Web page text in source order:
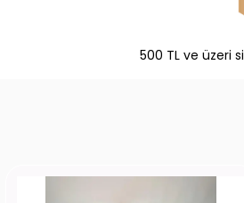
500 TL ve üzeri